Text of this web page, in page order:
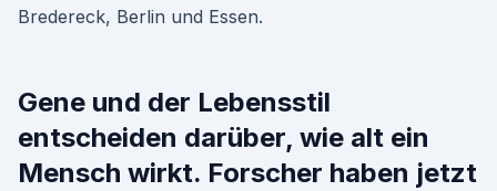
Bredereck, Berlin und Essen.
Gene und der Lebensstil
entscheiden darüber, wie alt ein
Mensch wirkt. Forscher haben jetzt